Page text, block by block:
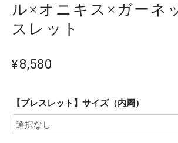
ル×オニキス×ガーネ
スレット
¥8,580
【ブレスレット】サイズ（内周）